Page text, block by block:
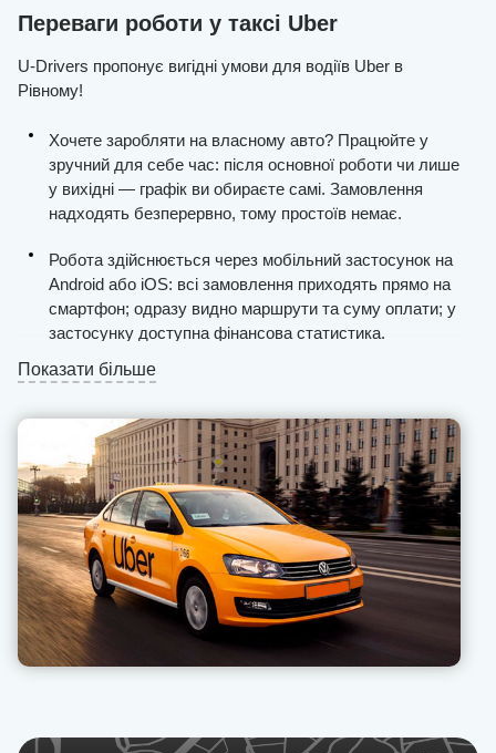
Переваги роботи у таксі Uber
U-Drivers пропонує вигідні умови для водіїв Uber в
Рівному!
Хочете заробляти на власному авто? Працюйте у
зручний для себе час: після основної роботи чи лише
у вихідні — графік ви обираєте самі. Замовлення
надходять безперервно, тому простоїв немає.
Робота здійснюється через мобільний застосунок на
Android або iOS: всі замовлення приходять прямо на
смартфон; одразу видно маршрути та суму оплати; у
застосунку доступна фінансова статистика.
Виплати проводяться щодня, а сервіс часто
Підключення до системи відбувається протягом
одного дня.
Служба підтримки U-Drivers постійно на зв’язку —
менеджери допоможуть розв’язати робочі питання та
порадять, як діяти у нестандартних ситуаціях з
пасажирами.
Показати більше